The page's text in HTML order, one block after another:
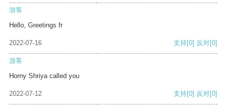
游客
Hello, Greetings fr
2022-07-16 支持[0] 反对[0]
游客
Horny Shriya called you
2022-07-12 支持[0] 反对[0]